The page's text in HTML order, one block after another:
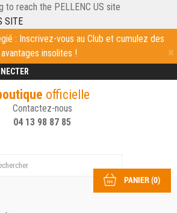
to reach the PELLENC US site
SITE
: Inscrivez-vous au Club et cumulez des
avantages insolites !
officielle
Contactez-nous
04 13 98 87 85
PANIER(0)